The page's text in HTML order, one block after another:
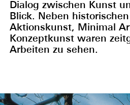
Dialog zwischen Kunst
Blick. Neben
Aktionskunst, Minimal
Konzeptkunst waren
Arbeiten zu sehen.